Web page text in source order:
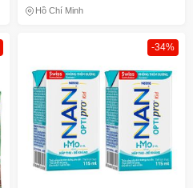
Hồ Chí Minh
-34%